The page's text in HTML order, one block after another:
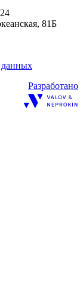
81Б
данных
Разработано